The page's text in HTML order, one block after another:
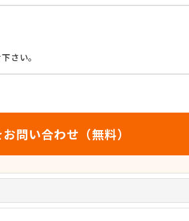
さい。
問い合わせ（無料）